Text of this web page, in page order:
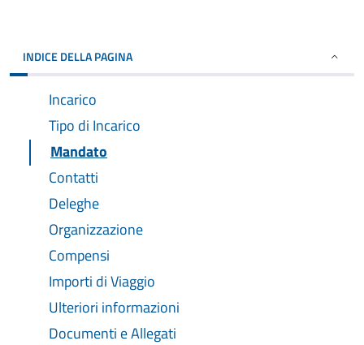
INDICE DELLA PAGINA
Incarico
Tipo di Incarico
Mandato
Contatti
Deleghe
Organizzazione
Compensi
Importi di Viaggio
Ulteriori informazioni
Documenti e Allegati